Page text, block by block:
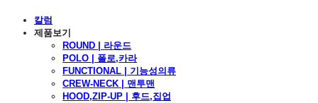
칼럼
제품보기
ROUND | 라운드
POLO | 폴로,카라
FUNCTIONAL | 기능성의류
CREW-NECK | 맨투맨
HOOD,ZIP-UP | 후드,집업